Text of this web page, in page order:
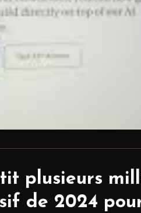
plusieurs
de 2024